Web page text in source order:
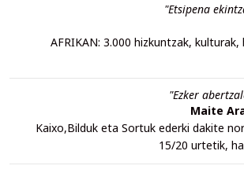
"Etsipena
AFRIKAN: 3.000 hizkuntzak,
"Ezker
Maite
Kaixo,Bilduk eta Sortuk ederki dakite
15/20 urtetik,